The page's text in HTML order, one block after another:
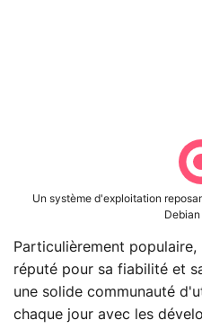
Un système d'exploitation
Particulièrement populaire,
réputé pour sa fiabilité et
une solide communauté
chaque jour avec les